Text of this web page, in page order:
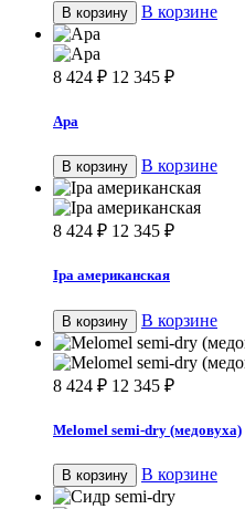
В корзину В корзине
8 424 ₽ 12 345 ₽
Apa
В корзину В корзине
8 424 ₽ 12 345 ₽
Ipa американская
В корзину В корзине
8 424 ₽ 12 345 ₽
Melomel semi-dry (медовуха)
В корзину В корзине